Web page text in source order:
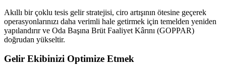
Akıllı bir çoklu tesis gelir stratejisi, ciro artışının ötesine geçerek
operasyonlarınızı daha verimli hale getirmek için temelden yeniden
yapılandırır ve Oda Başına Brüt Faaliyet Kârını (GOPPAR)
doğrudan yükseltir.
Gelir Ekibinizi Optimize Etmek